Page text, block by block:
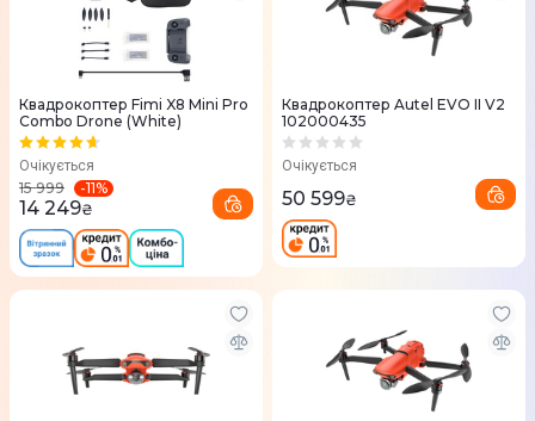
Квадрокоптер Fimi X8 Mini Pro
Combo Drone (White)
Очікується
15 999 -11%
14 249₴
Квадрокоптер Autel EVO II V2
102000435
Очікується
50 599₴